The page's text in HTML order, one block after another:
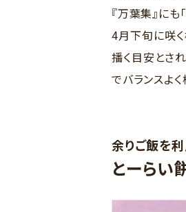
『万葉集』に
4月下旬に咲
播く目安とさ
でバランスよ
余りご飯を
とーらい